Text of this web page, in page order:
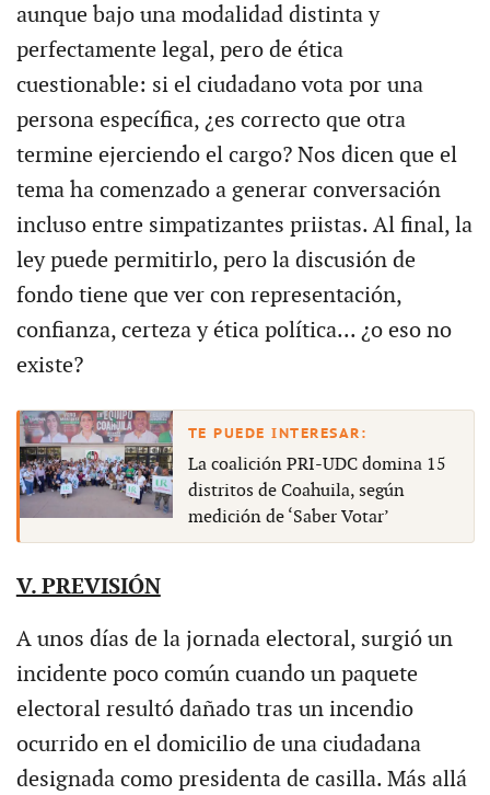
aunque bajo una modalidad distinta y
perfectamente legal, pero de ética
cuestionable: si el ciudadano vota por una
persona específica, ¿es correcto que otra
termine ejerciendo el cargo? Nos dicen que el
tema ha comenzado a generar conversación
incluso entre simpatizantes priistas. Al final, la
ley puede permitirlo, pero la discusión de
fondo tiene que ver con representación,
confianza, certeza y ética política... ¿o eso no
existe?
La coalición PRI-UDC domina 15
distritos de Coahuila, según
medición de ‘Saber Votar’
V. PREVISIÓN
A unos días de la jornada electoral, surgió un
incidente poco común cuando un paquete
electoral resultó dañado tras un incendio
ocurrido en el domicilio de una ciudadana
designada como presidenta de casilla. Más allá